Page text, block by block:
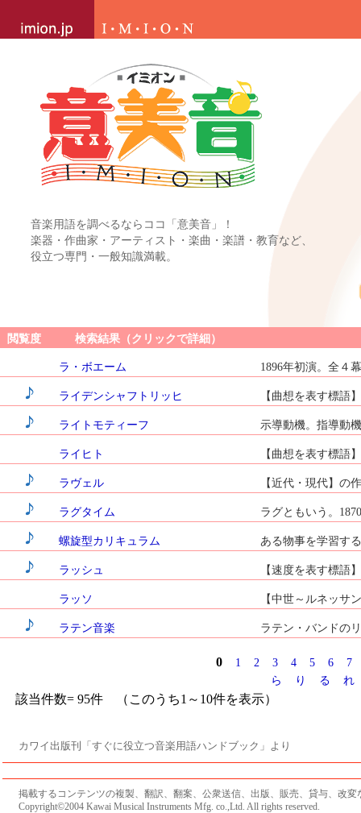
音楽用語を調べるならココ「意美音」！
楽器・作曲家・アーティスト・楽曲・楽譜・教育など、
役立つ専門・一般知識満載。
閲覧度 検索結果（クリックで詳細）
ラ・ボエーム 1896年初演。全４
ライデンシャフトリッヒ 【曲想を表す標語
ライトモティーフ 示導動機。指導動
ライヒト 【曲想を表す標語
ラヴェル 【近代・現代】の
ラグタイム ラグともいう。
螺旋型カリキュラム ある物事を学習す
ラッシュ 【速度を表す標語
ラッソ 【中世～ルネッサ
ラテン音楽 ラテン・バンドの
0 1 2 3 4 5 6
7
ら
り る れ
該当件数= 95件 （このうち1～10件を表示）
カワイ出版刊「すぐに役立つ音楽用語ハンドブック」より
掲載するコンテンツの複製、翻訳、翻案、公衆送信、出版、販売、貸与、改変
Copyright©2004 Kawai Musical Instruments Mfg. co.,Ltd. All rights reserved.